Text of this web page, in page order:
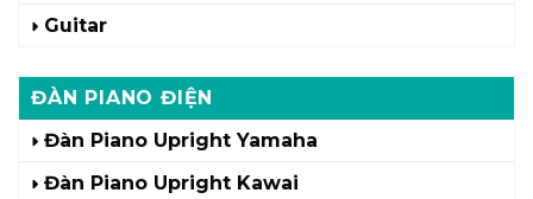
Guitar
ĐÀN PIANO ĐIỆN
Đàn Piano Upright Yamaha
Đàn Piano Upright Kawai